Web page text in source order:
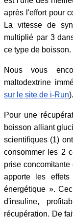
après l'effort pour
La vitesse de
multiplié par 3
ce type de boisson.
Nous vous
maltodextrine
sur le site de i-Run).
Pour une
boisson alliant
scientifiques (1)
consommer les 2
prise
apporte les
énergétique ».
d'insuline,
récupération. De